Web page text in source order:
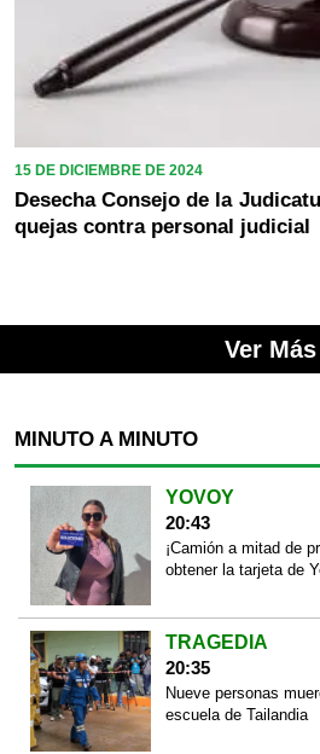
15 DE DICIEMBRE DE 2024
Desecha Consejo de la
quejas contra personal judicial
Ver Más
MINUTO A MINUTO
YOVOY
20:43
¡Camión a mitad de
obtener la tarjeta de
TRAGEDIA
20:35
Nueve personas
escuela de Tailandia